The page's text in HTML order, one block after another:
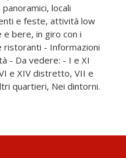
locali
e feste, attività low
e bere, in giro con i
ristoranti - Informazioni
- Da vedere: - I e XI
e XIV distretto, VII e
quartieri, Nei dintorni.